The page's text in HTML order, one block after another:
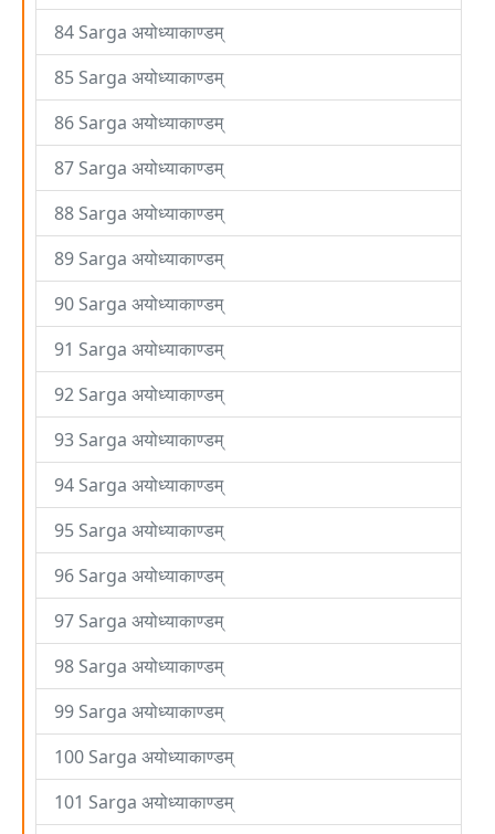
84 Sarga अयोध्याकाण्डम्
85 Sarga अयोध्याकाण्डम्
86 Sarga अयोध्याकाण्डम्
87 Sarga अयोध्याकाण्डम्
88 Sarga अयोध्याकाण्डम्
89 Sarga अयोध्याकाण्डम्
90 Sarga अयोध्याकाण्डम्
91 Sarga अयोध्याकाण्डम्
92 Sarga अयोध्याकाण्डम्
93 Sarga अयोध्याकाण्डम्
94 Sarga अयोध्याकाण्डम्
95 Sarga अयोध्याकाण्डम्
96 Sarga अयोध्याकाण्डम्
97 Sarga अयोध्याकाण्डम्
98 Sarga अयोध्याकाण्डम्
99 Sarga अयोध्याकाण्डम्
100 Sarga अयोध्याकाण्डम्
101 Sarga अयोध्याकाण्डम्